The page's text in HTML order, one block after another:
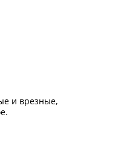
и врезные,